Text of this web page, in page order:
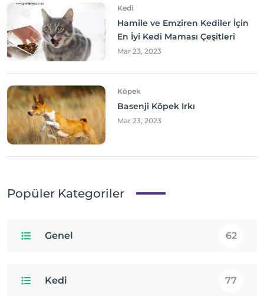
Kedi
Hamile ve Emziren Kediler İçin
En İyi Kedi Maması Çeşitleri
Mar 23, 2023
Köpek
Basenji Köpek Irkı
Mar 23, 2023
Popüler Kategoriler
Genel 62
Kedi 77